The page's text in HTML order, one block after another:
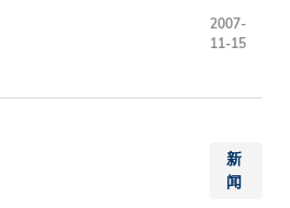
方面具
与及更
有系统
2007-
11-15
新
闻